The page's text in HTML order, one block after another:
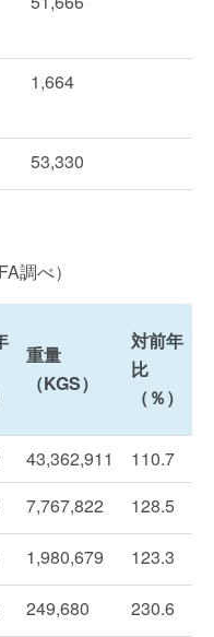
1,664
53,330
調べ）
重量
（KGS）
対前年
比
（％）
43,362,911
110.7
7,767,822 128.5
1,980,679 123.3
249,680 230.6